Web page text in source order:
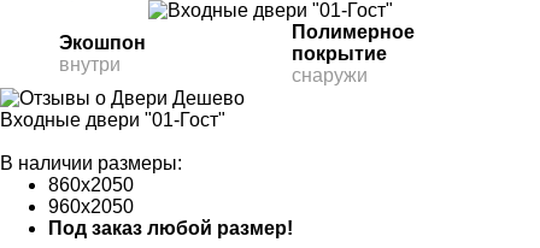
Экошпон
внутри
Полимерное
покрытие
снаружи
Входные двери "01-Гост"
В наличии размеры:
860х2050
960х2050
Под заказ любой размер!